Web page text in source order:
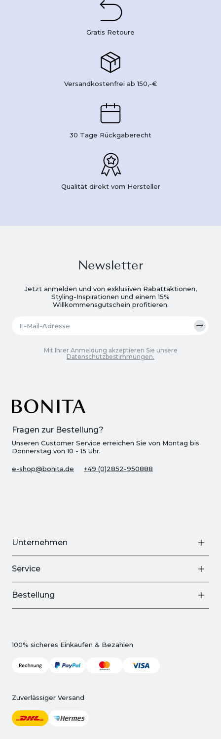
Gratis Retoure
Versandkostenfrei ab 150,-€
30 Tage Rückgaberecht
Qualität direkt vom Hersteller
Fragen zur Bestellung?
Unseren Customer Service erreichen Sie von Montag bis
Donnerstag von 10 - 15 Uhr.
e-shop@bonita.de +49 (0)2852-950888
Newsletter
Jetzt anmelden und von exklusiven Rabattaktionen,
Styling-Inspirationen und einem 15%
Willkommensgutschein profitieren.
Mit Ihrer Anmeldung akzeptieren Sie unsere
Datenschutzbestimmungen.
Unternehmen
Service
Bestellung
100% sicheres Einkaufen & Bezahlen
Zuverlässiger Versand